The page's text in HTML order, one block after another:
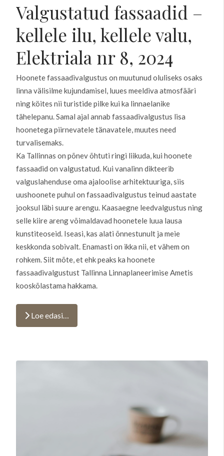
Valgustatud fassaadid –
kellele ilu, kellele valu,
Elektriala nr 8, 2024
Hoonete fassaadivalgustus on muutunud oluliseks osaks
linna välisilme kujundamisel, luues meeldiva atmosfääri
ning köites nii turistide pilke kui ka linnaelanike
tähelepanu. Samal ajal annab fassaadivalgustus lisa
hoonetega piirnevatele tänavatele, muutes need
turvalisemaks.
Ka Tallinnas on põnev õhtuti ringi liikuda, kui hoonete
fassaadid on valgustatud. Kui vanalinn dikteerib
valguslahenduse oma ajaloolise arhitektuuriga, siis
uushoonete puhul on fassaadivalgustus teinud aastate
jooksul läbi suure arengu. Kaasaegne leedvalgustus ning
selle kiire areng võimaldavad hoonetele luua lausa
kunstiteoseid. Iseasi, kas alati õnnestunult ja meie
keskkonda sobivalt. Enamasti on ikka nii, et vähem on
rohkem. Siit mõte, et ehk peaks ka hoonete
fassaadivalgustust Tallinna Linnaplaneerimise Ametis
kooskõlastama hakkama.
Loe edasi…